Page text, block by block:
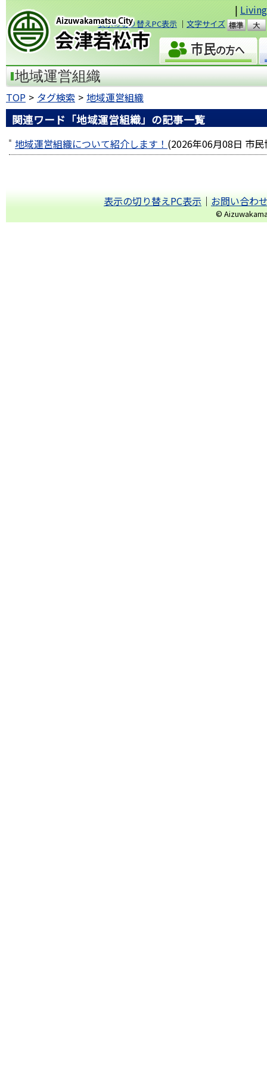
|
表示の切り替えPC表示 ｜ 文字サイズ
準
会津若松市
地域運営組織
TOP タグ検索 地域運営組織
関連ワード「地域運営組織」の記事一覧
地域運営組織について紹介します！ (2026年06月08日 市
表示の切り替えPC表示｜お問い合わ
©